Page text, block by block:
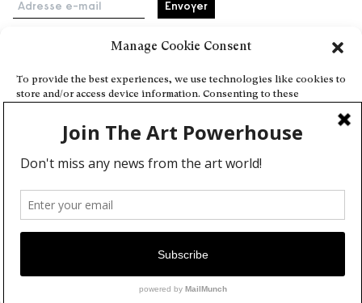
Manage Cookie Consent
To provide the best experiences, we use technologies like cookies to
store and/or access device information. Consenting to these
or unique IDs on this site. Not consenting or withdrawing consent,
may adversely affect certain features and functions.
Deny
View preferences
Cookie Policy
Adresse e-mail
Accueil
Événements
À propos
Partenaires
Contact
Conditions générales
Confidentialité et cookies
Communiquer votre événement